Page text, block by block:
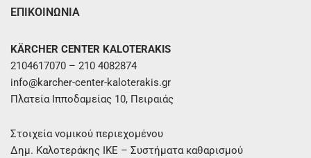
ΕΠΙΚΟΙΝΩΝΙΑ
KÄRCHER CENTER KALOTERAKIS
2104617070 – 210 4082874
info@karcher-center-kaloterakis.gr
Πλατεία Ιπποδαμείας 10, Πειραιάς
Στοιχεία νομικού περιεχομένου
Δημ. Καλοτεράκης ΙΚΕ – Συστήματα καθαρισμού